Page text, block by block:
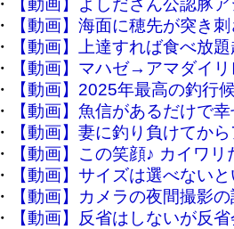
・
【動画】よしださん公認豚
・
【動画】海面に穂先が突き
・
【動画】上達すれば食べ放
・
【動画】マハゼ→アマダイ
・
【動画】2025年最高の釣行
・
【動画】魚信があるだけで
・
【動画】妻に釣り負けてか
・
【動画】この笑顔♪ カイワ
・
【動画】サイズは選べない
・
【動画】カメラの夜間撮影
・
【動画】反省はしないが反